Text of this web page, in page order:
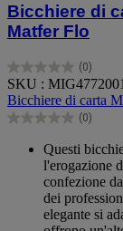
Bicchiere di
Matfer Flo
(0)
0.0
su
5
stelle.
SKU :
Bicchiere di carta
(0)
0.0
Questi
l'erogazione
confezione
dei
elegante si